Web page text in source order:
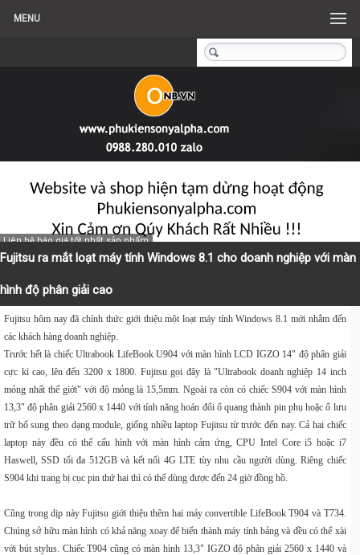
MENU
Liên hệ báo giá tốt nhất sản phẩm
Fujitsu ra mắt loạt máy tính Windows 8.1 cho doanh nghiệp với màn
hình độ phân giải cao
Fujitsu hôm nay đã chính thức giới thiệu một loạt máy tínhWindows 8.1 mới nhắm đến
các khách hàng doanh nghiệp.
Trước hết là chiếcUltrabook LifeBook U904 với màn hình LCD IGZO14" độ phân giải
cực kì cao, lên đến 3200 x 1800. Fujitsu gọi đây là "Ultrabook doanh nghiệp 14 inch
mỏng nhất thế giới" với độ mỏng là 15,5mm. Ngoài ra còn có chiếc S904 với màn hình
13,3" độ phân giải 2560 x 1440 với tính năng hoán đổi ổ quang thành pin phụ hoặc ổ lưu
trữ bổ sung theo dạng module, giống nhiều laptop Fujitsu từ trước đến nay. Cả hai chiếc
laptop này đều có thể cấu hình với màn hình cảm ứng, CPU Intel Core i5 hoặc i7
Haswell, SSD tối đa 512GB và kết nối 4G LTE tùy nhu cầu người dùng. Riêng chiếc
S904 khi trang bị cục pin thứ hai thì có thể dùng được đến 24 giờ đồng hồ.
Cũng trong dịp này Fujitsu giới thiệu thêm hai máy convertible LifeBook T904 và T734.
Chúng sở hữu màn hình có khả năng xoay để biến thành máy tính bảng và đều có thể xài
với bút stylus. Chiếc T904 cũng có màn hình 13,3" IGZO độ phân giải 2560 x 1440 và